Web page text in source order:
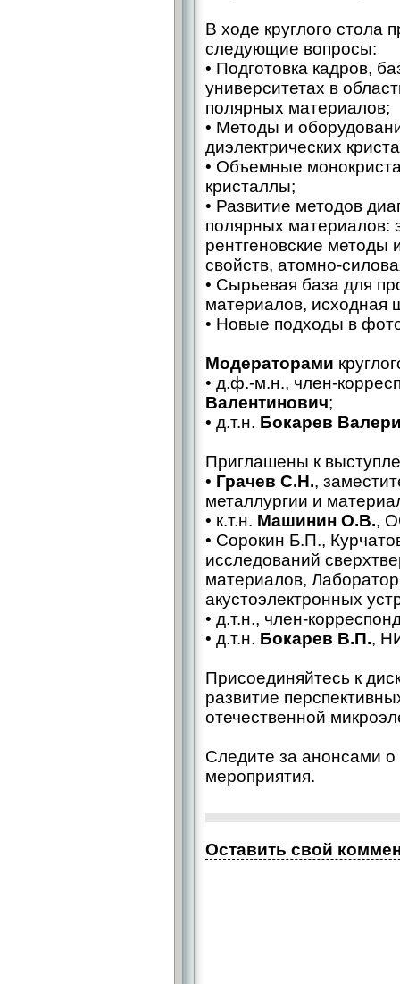
В ходе круглого стола
следующие вопросы:
• Подготовка кадров,
университетах в
полярных материалов;
• Методы и
диэлектрических
• Объемные
кристаллы;
• Развитие методов
полярных материалов:
рентгеновские методы
свойств, атомно-
• Сырьевая база для
материалов, исходная
• Новые подходы в
Модераторами
• д.ф.-м.н., член-
Валентинович;
• д.т.н. Бокарев
Приглашены к
• Грачев С.Н.,
металлургии и
• к.т.н. Машинин О.В.,
• Сорокин Б.П.,
исследований
материалов,
акустоэлектронных
• д.т.н., член-
• д.т.н. Бокарев В.П.,
Присоединяйтесь к
развитие
отечественной
Следите за анонсами
мероприятия.
Оставить свой